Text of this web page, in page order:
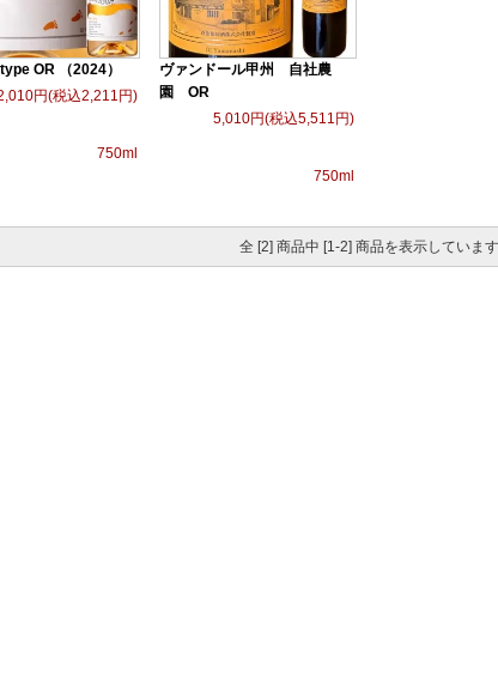
OR （2024）
円(税込2,211円)
750ml
ヴァンドール甲州 自社農
園 OR
5,010円(税込5,511円)
750ml
全 [2] 商品中 [1-2] 商品を表示しています